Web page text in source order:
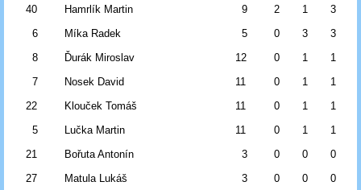
40
Hamrlík Martin 9 2 1 3
6
Míka Radek 5 0 3 3
8
Ďurák Miroslav 12 0 1
1
7
Nosek David 11 0 1 1
22
Klouček Tomáš 11 0 1
1
5
Lučka Martin 11 0 1 1
21
Bořuta Antonín 3 0 0 0
27
Matula Lukáš 3 0 0
0